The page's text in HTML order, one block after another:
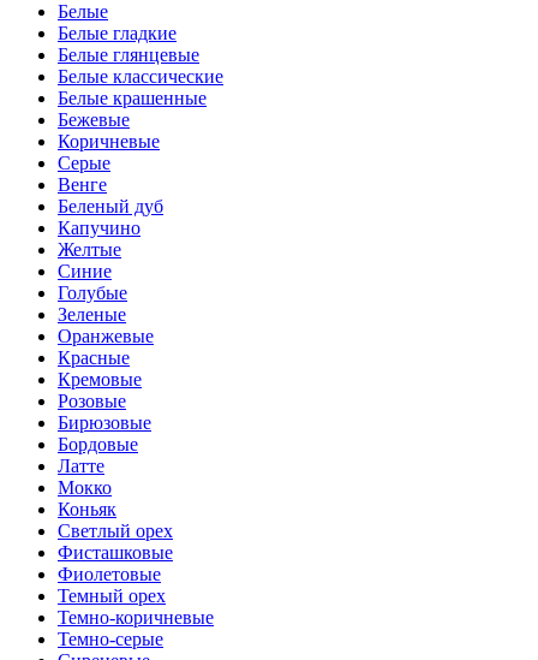
Белые
Белые гладкие
Белые глянцевые
Белые классические
Белые крашенные
Бежевые
Коричневые
Серые
Венге
Беленый дуб
Капучино
Желтые
Синие
Голубые
Зеленые
Оранжевые
Красные
Кремовые
Розовые
Бирюзовые
Бордовые
Латте
Мокко
Коньяк
Светлый орех
Фисташковые
Фиолетовые
Темный орех
Темно-коричневые
Темно-серые